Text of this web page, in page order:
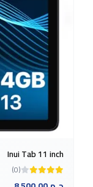
Inui Tab 11 inch
(0)